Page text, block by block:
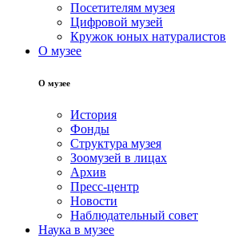
Посетителям музея
Цифровой музей
Кружок юных натуралистов
О музее
О музее
История
Фонды
Структура музея
Зоомузей в лицах
Архив
Пресс-центр
Новости
Наблюдательный совет
Наука в музее